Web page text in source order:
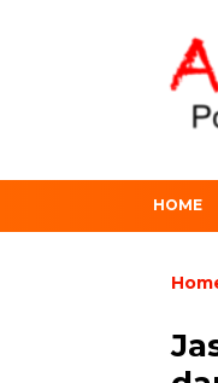
HOME